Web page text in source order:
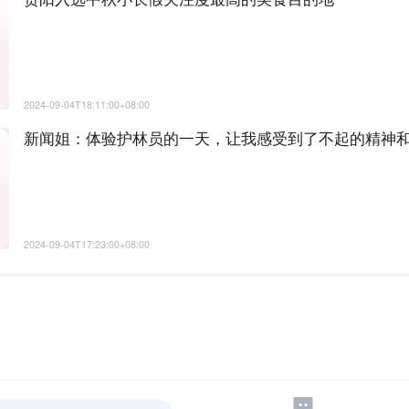
2024-09-04T18:11:00+08:00
新闻姐：体验护林员的一天，让我感受到了不起的精神
2024-09-04T17:23:00+08:00